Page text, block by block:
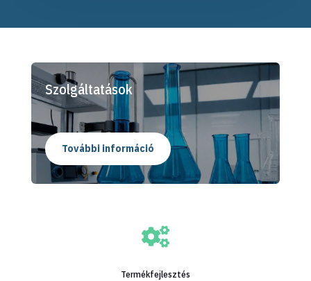
Szolgáltatások
További információ

Termékfejlesztés